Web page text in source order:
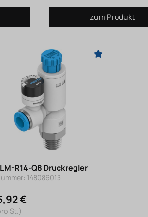
zum Produkt
R14-Q8 Druckregler
148086013
€
St.)